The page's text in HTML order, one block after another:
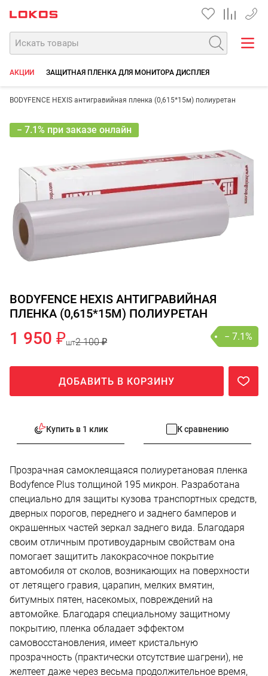
+7
АКЦИИ ЗАЩИТНАЯ ПЛЕНКА ДЛЯ МОНИТОРА ДИСПЛЕЯ
BODYFENCE HEXIS антигравийная пленка (0,615*15м) полиуретан
− 7.1% при заказе онлайн
BODYFENCE HEXIS АНТИГРАВИЙНАЯ
ПЛЕНКА (0,615*15М) ПОЛИУРЕТАН
1 950 ₽шт2 100 ₽ − 7.1%
ДОБАВИТЬ В КОРЗИНУ
Купить в 1 клик К сравнению
Прозрачная самоклеящаяся полиуретановая пленка
Bodyfence Plus толщиной 195 микрон. Разработана
специально для защиты кузова транспортных средств,
дверных порогов, переднего и заднего бамперов и
окрашенных частей зеркал заднего вида. Благодаря
своим отличным противоударным свойствам она
помогает защитить лакокрасочное покрытие
автомобиля от сколов, возникающих на поверхности
от летящего гравия, царапин, мелких вмятин,
битумных пятен, насекомых, повреждений на
автомойке. Благодаря специальному защитному
покрытию, пленка обладает эффектом
самовосстановления, имеет кристальную
прозрачность (практически отсутствие шагрени), не
желтеет даже через весьма продолжительное время,